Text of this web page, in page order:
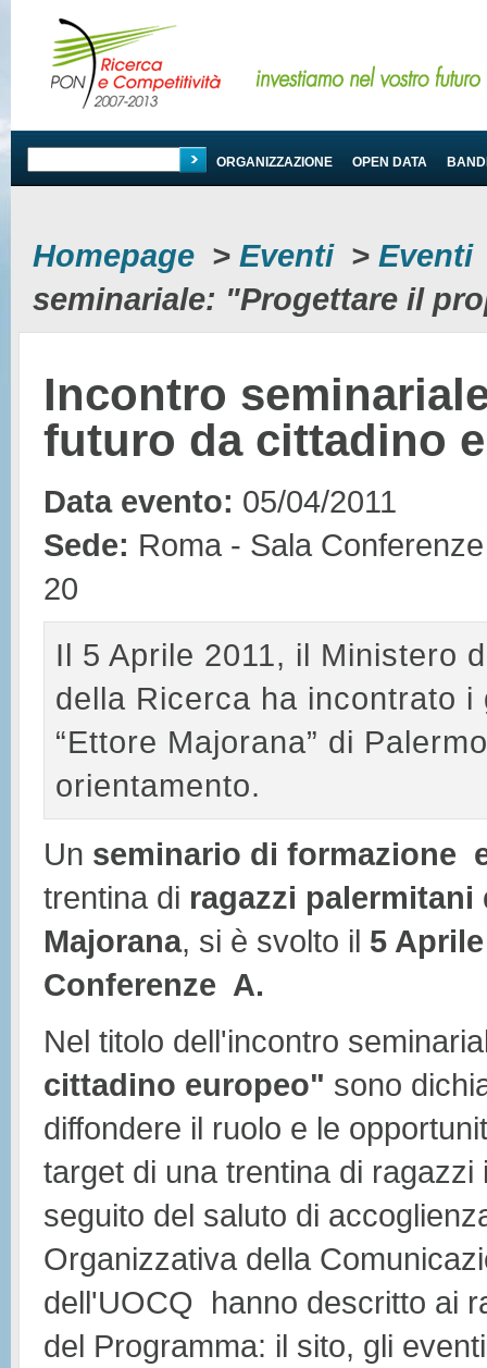
PROGRAMMA ORGANIZZAZIONE OPEN DATA
Homepage > Eventi> Eventi
seminariale: "Progettare il
Incontro
futuro da cittadino
Data evento: 05/04/2011
Sede: Roma - Sala
20
Il 5 Aprile 2011, il Ministero
della Ricerca ha incontrato i
“Ettore Majorana” di
orientamento.
Un seminario di formazione
trentina di ragazzi
Majorana, si è svolto il 5 Aprile
Conferenze A.
Nel titolo dell'incontro
cittadino europeo" sono
diffondere il ruolo e le
target di una trentina di
seguito del saluto di
Organizzativa della
dell'UOCQ hanno descritto ai
del Programma: il sito, gli